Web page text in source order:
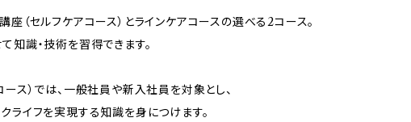
（セルフケアコース）とラインケアコースの選べる2コース。
知識・技術を習得できます。
ース）では、一般社員や新入社員を対象とし、
ライフを実現する知識を身につけます。